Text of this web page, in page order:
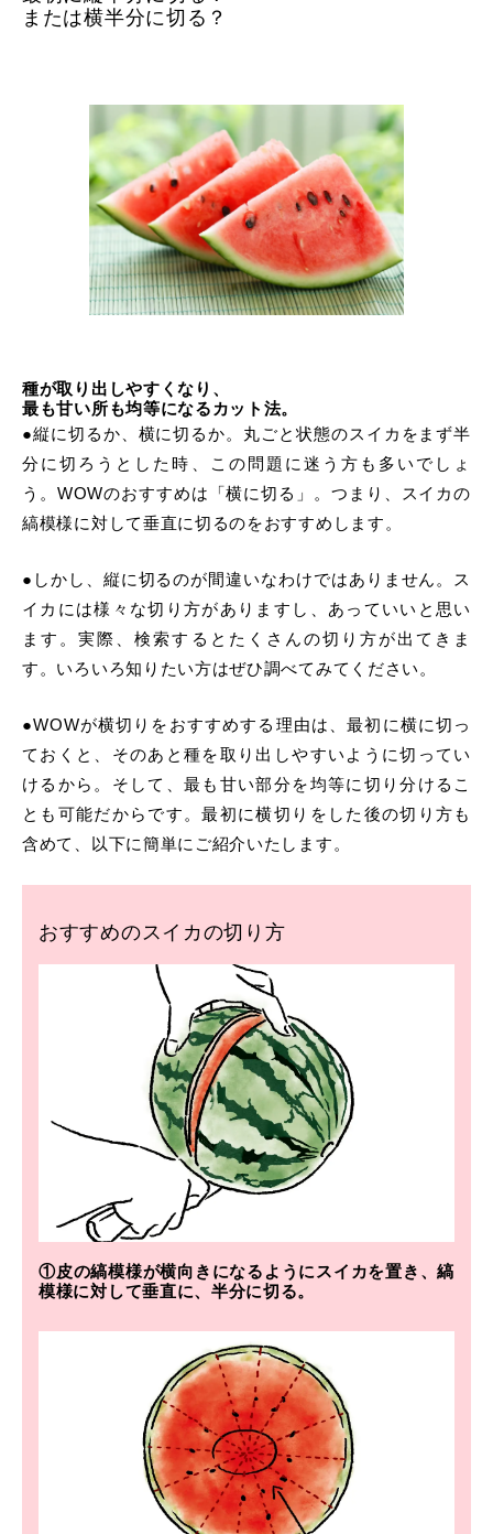
または横半分に切る？
種が取り出しやすくなり、
最も甘い所も均等になるカット法。
●縦に切るか、横に切るか。丸ごと状態のスイカをまず半
分に切ろうとした時、この問題に迷う方も多いでしょ
う。WOWのおすすめは「横に切る」。つまり、スイカの
縞模様に対して垂直に切るのをおすすめします。
●しかし、縦に切るのが間違いなわけではありません。ス
イカには様々な切り方がありますし、あっていいと思い
ます。実際、検索するとたくさんの切り方が出てきま
す。いろいろ知りたい方はぜひ調べてみてください。
●WOWが横切りをおすすめする理由は、最初に横に切っ
ておくと、そのあと種を取り出しやすいように切ってい
けるから。そして、最も甘い部分を均等に切り分けるこ
とも可能だからです。最初に横切りをした後の切り方も
含めて、以下に簡単にご紹介いたします。
おすすめのスイカの切り方
①皮の縞模様が横向きになるようにスイカを置き、縞
模様に対して垂直に、半分に切る。